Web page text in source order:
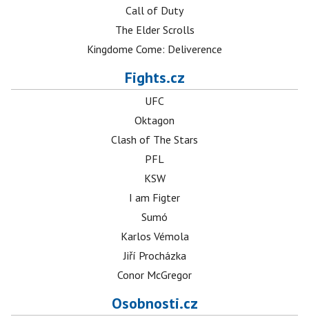
Call of Duty
The Elder Scrolls
Kingdome Come: Deliverence
Fights.cz
UFC
Oktagon
Clash of The Stars
PFL
KSW
I am Figter
Sumó
Karlos Vémola
Jiří Procházka
Conor McGregor
Osobnosti.cz